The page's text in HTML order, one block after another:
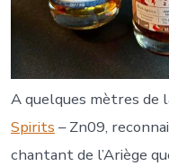
A quelques mètres de
Spirits – Zn09,
chantant de l’Ariège